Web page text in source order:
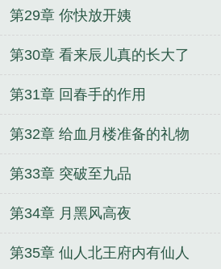
第29章 你快放开姨
第30章 看来辰儿真的长大了
第31章 回春手的作用
第32章 给血月楼准备的礼物
第33章 突破至九品
第34章 月黑风高夜
第35章 仙人北王府内有仙人